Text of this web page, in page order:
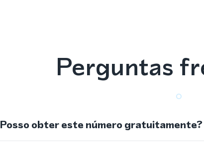
Perguntas
Posso obter este número gratuitamente?